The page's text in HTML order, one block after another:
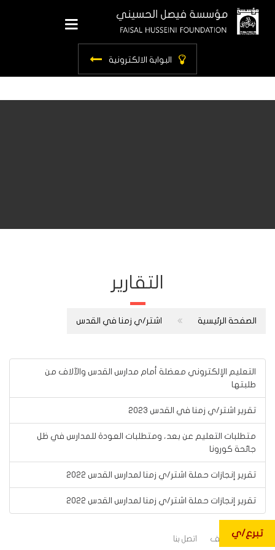
البوابة الالكترونية
تبرع/ي
التقارير
الصفحة الرئيسية اشتر/ي زمنا في القدس
التعليم الإلكتروني معضلة أمام مدارس القدس والآلاف من
طلبتها
تقرير اشتر/ي زمنا في القدس 2023
متطلبات التعليم عن بعد، ومتطلبات العودة للمدارس في ظل
جائحة كورونا
تقرير إنجازات حملة اشتر/ي زمنا لمدارس القدس 2022
تقرير إنجازات حملة اشتر/ي زمنا لمدارس القدس 2022
طلبات التوظيف اتصل بنا